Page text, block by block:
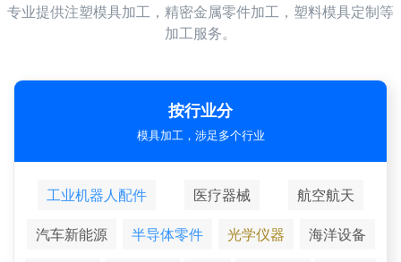
专业提供注塑模具加工，精密金属零件加工，塑料模具定制等
加工服务。
按行业分
模具加工，涉足多个行业
工业机器人配件 医疗器械
航空航天
汽车新能源
半导体零件 光学仪器
海洋设备